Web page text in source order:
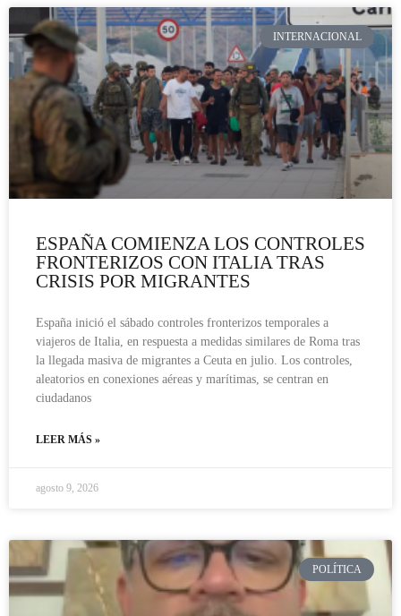
INTERNACIONAL
ESPAÑA COMIENZA LOS CONTROLES
FRONTERIZOS CON ITALIA TRAS
CRISIS POR MIGRANTES
España inició el sábado controles fronterizos temporales a
viajeros de Italia, en respuesta a medidas similares de Roma tras
la llegada masiva de migrantes a Ceuta en julio. Los controles,
aleatorios en conexiones aéreas y marítimas, se centran en
ciudadanos
LEER MÁS »
agosto 9, 2026
POLÍTICA